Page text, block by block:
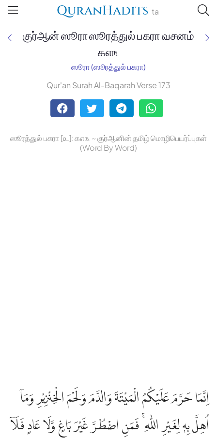
QuranHadits ta
Jan Trust Foundation
Mufti Omar Sheriff Qasimi,
குர்ஆன் ஸூரா ஸூரத்துல் பகரா வசனம்
௧௭௩
ஸூரா (ஸூரத்துல் பகரா)
Qur'an Surah Al-Baqarah Verse 173
ஸூரத்துல் பகரா [௨]: ௧௭௩ ~ குர்ஆனின் தமிழ் மொழிபெயர்ப்புகள்
(Word By Word)
اِنَّمَا حَرَّمَ عَلَيْكُمُ الْمَيْتَةَ وَالدَّمَ وَلَحْمَ الْخِنْزِيْرِ وَمَآ
اُهِلَّ بِهٖ لِغَيْرِ اللّٰهِ ۚ فَمَنِ اضْطُرَّ غَيْرَ بَاغٍ وَّلَا عَادٍ فَلَآ